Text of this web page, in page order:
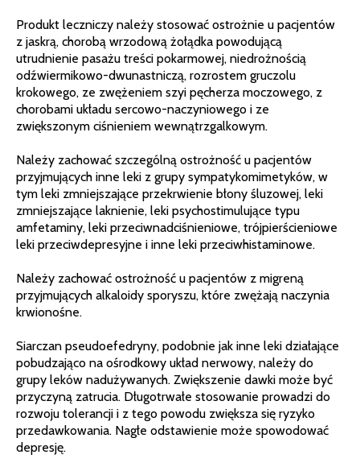
Produkt leczniczy należy stosować ostrożnie u pacjentów
z jaskrą, chorobą wrzodową żołądka powodującą
utrudnienie pasażu treści pokarmowej, niedrożnością
odźwiermikowo-dwunastniczą, rozrostem gruczolu
krokowego, ze zwężeniem szyi pęcherza moczowego, z
chorobami układu sercowo-naczyniowego i ze
zwiększonym ciśnieniem wewnątrzgalkowym.
Należy zachować szczególną ostrożność u pacjentów
przyjmujących inne leki z grupy sympatykomimetyków, w
tym leki zmniejszające przekrwienie błony śluzowej, leki
zmniejszające laknienie, leki psychostimulujące typu
amfetaminy, leki przeciwnadciśnieniowe, trójpierścieniowe
leki przeciwdepresyjne i inne leki przeciwhistaminowe.
Należy zachować ostrożność u pacjentów z migreną
przyjmujących alkaloidy sporyszu, które zwężają naczynia
krwionośne.
Siarczan pseudoefedryny, podobnie jak inne leki działające
pobudzająco na ośrodkowy układ nerwowy, należy do
grupy leków nadużywanych. Zwiększenie dawki może być
przyczyną zatrucia. Długotrwałe stosowanie prowadzi do
rozwoju tolerancji i z tego powodu zwiększa się ryzyko
przedawkowania. Nagłe odstawienie może spowodować
depresję.